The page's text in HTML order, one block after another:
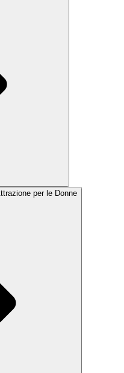
per le Donne